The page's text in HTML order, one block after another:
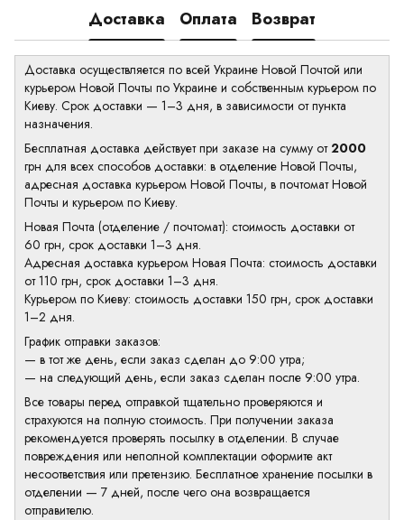
Доставка Оплата Возврат
Доставка осуществляется по всей Украине Новой Почтой или
курьером Новой Почты по Украине и собственным курьером по
Киеву. Срок доставки — 1–3 дня, в зависимости от пункта
назначения.
Бесплатная доставка действует при заказе на сумму от2000
грн для всех способов доставки: в отделение Новой Почты,
адресная доставка курьером Новой Почты, в почтомат Новой
Почты и курьером по Киеву.
Новая Почта (отделение / почтомат): стоимость доставки от
60 грн, срок доставки 1–3 дня.
Адресная доставка курьером Новая Почта: стоимость доставки
от 110 грн, срок доставки 1–3 дня.
Курьером по Киеву: стоимость доставки 150 грн, срок доставки
1–2 дня.
График отправки заказов:
— в тот же день, если заказ сделан до 9:00 утра;
— на следующий день, если заказ сделан после 9:00 утра.
Все товары перед отправкой тщательно проверяются и
страхуются на полную стоимость. При получении заказа
рекомендуется проверять посылку в отделении. В случае
повреждения или неполной комплектации оформите акт
несоответствия или претензию. Бесплатное хранение посылки в
отделении — 7 дней, после чего она возвращается
отправителю.